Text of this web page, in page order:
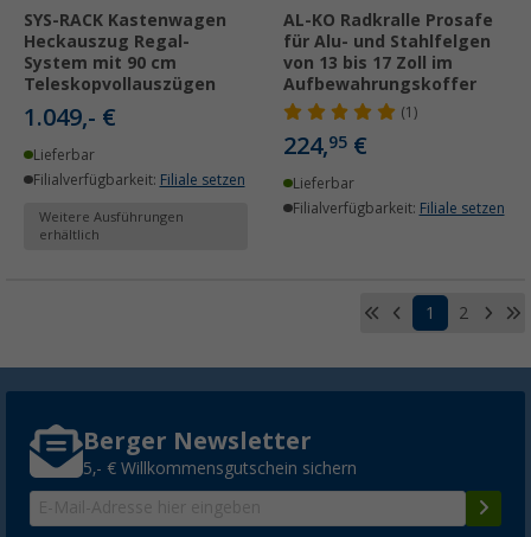
SYS-RACK Kastenwagen
Heckauszug Regal-
System mit 90 cm
Teleskopvollauszügen
1.049,- €
Lieferbar
Filialverfügbarkeit: Filiale setzen
Weitere Ausführungen
erhältlich
AL-KO Radkralle Prosafe
für Alu- und Stahlfelgen
von 13 bis 17 Zoll im
Aufbewahrungskoffer
(1)
224,95 €
Lieferbar
Filialverfügbarkeit: Filiale setzen
1 2
Berger Newsletter
5,- € Willkommensgutschein sichern